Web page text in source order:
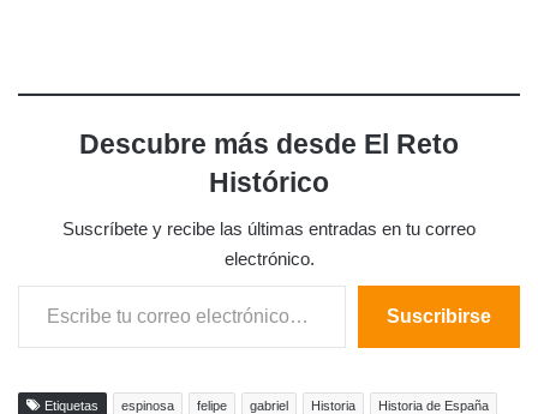
Descubre más desde El Reto
Histórico
Suscríbete y recibe las últimas entradas en tu correo
electrónico.
Escribe tu correo electrónico…
Suscribirse
Etiquetas espinosa felipe gabriel Historia Historia de España